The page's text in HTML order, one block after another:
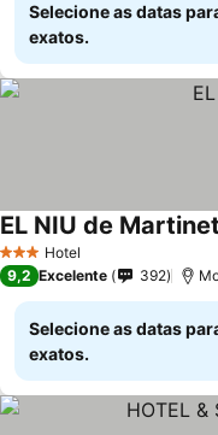
Selecione as datas
exatos.
3 EstrelasHotel
EL NIU de Martinet
9,2 Excelente 392
Selecione as datas
exatos.